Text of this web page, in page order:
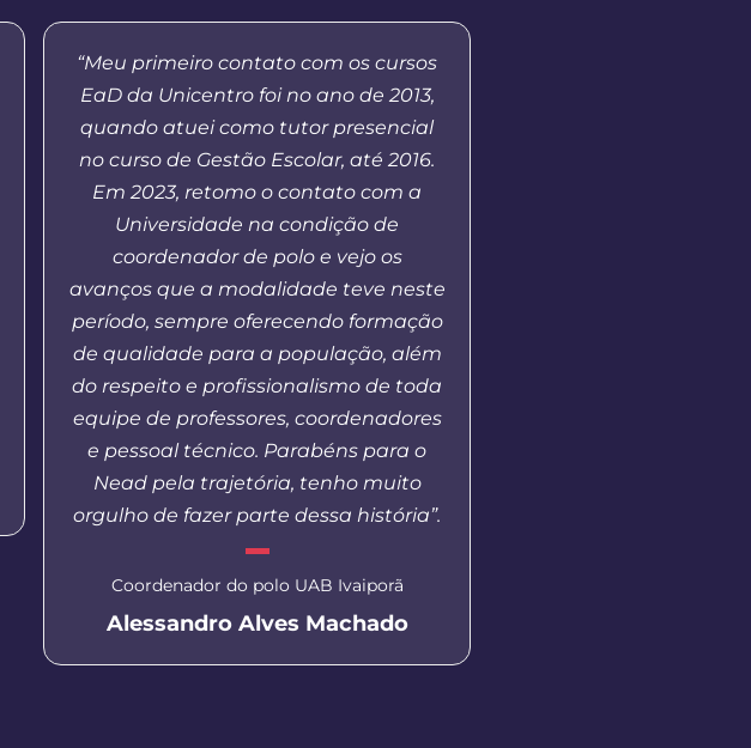
“Meu primeiro contato com os cursos
EaD da Unicentro foi no ano de 2013,
quando atuei como tutor presencial
no curso de Gestão Escolar, até 2016.
Em 2023, retomo o contato com a
Universidade na condição de
coordenador de polo e vejo os
avanços que a modalidade teve neste
período, sempre oferecendo formação
de qualidade para a população, além
do respeito e profissionalismo de toda
equipe de professores, coordenadores
e pessoal técnico. Parabéns para o
Nead pela trajetória, tenho muito
orgulho de fazer parte dessa história”.
Coordenador do polo UAB Ivaiporã
Alessandro Alves Machado